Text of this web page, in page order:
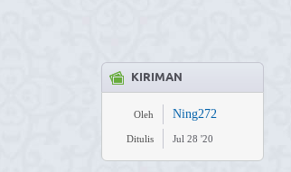
KIRIMAN
Oleh Ning272
Ditulis Jul 28 '20